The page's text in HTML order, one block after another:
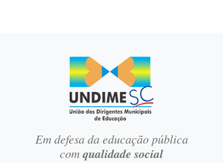
Em defesa da educação pública
comqualidade social